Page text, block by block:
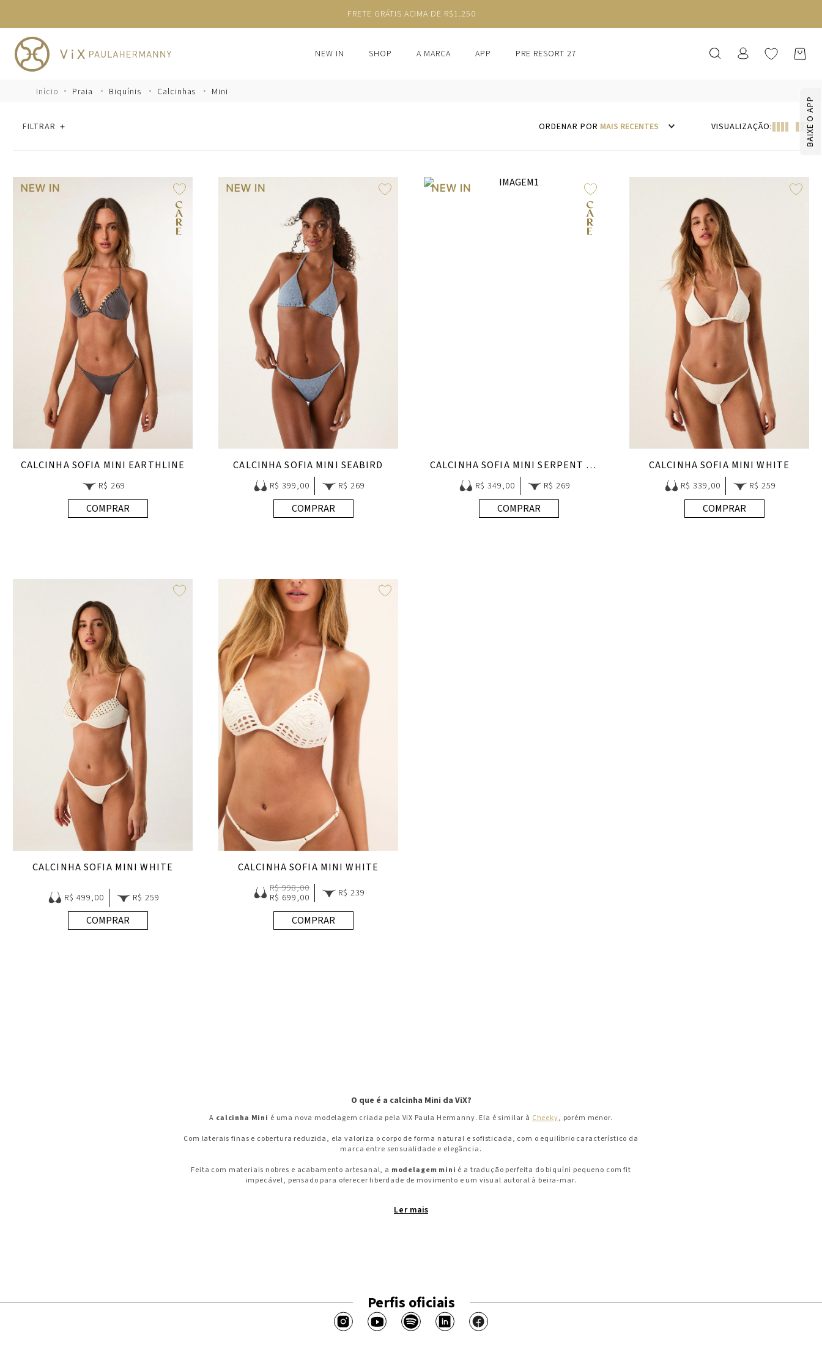
BAIXE O APP
FRETE GRÁTIS ACIMA DE R$1.250
NEW IN SHOP A MARCA APP PRE RESORT 27
Praia Biquínis Calcinhas Mini
FILTRAR MAIS RECENTES VISUALIZAÇÃO:
CALCINHA SOFIA MINI EARTHLINE
R$ 269
COMPRAR
CALCINHA SOFIA MINI SEABIRD
R$ 399,00 R$ 269
COMPRAR
CALCINHA SOFIA MINI SERPENT SKIN ACQUA
R$ 349,00 R$ 269
COMPRAR
CALCINHA SOFIA MINI WHITE
R$ 339,00 R$ 259
COMPRAR
CALCINHA SOFIA MINI WHITE
R$ 499,00 R$ 259
COMPRAR
CALCINHA SOFIA MINI WHITE
R$ 998,00
R$ 699,00
R$ 239
COMPRAR
O que é a calcinha Mini da ViX?
A calcinha Mini é uma nova modelagem criada pela ViX Paula Hermanny. Ela é similar à Cheeky, porém menor.
Com laterais finas e cobertura reduzida, ela valoriza o corpo de forma natural e sofisticada, com o equilíbrio característico da
marca entre sensualidade e elegância.
Feita com materiais nobres e acabamento artesanal, a modelagem mini é a tradução perfeita do biquíni pequeno com fit
impecável, pensado para oferecer liberdade de movimento e um visual autoral à beira-mar.
Ler
A Mini se diferencia pela cobertura menor e pelas proporções mais delicadas.
O toque leve e o acabamento sem costura aparente proporcionam uma sensação de segunda pele, ideal para longos dias de sol
ou mergulhos no mar.
Perfis oficiais
TERMOS MAIS BUSCADOS
1º
cheeky
2º
vestido
maio
vestido curto
6º
calcinha
saida